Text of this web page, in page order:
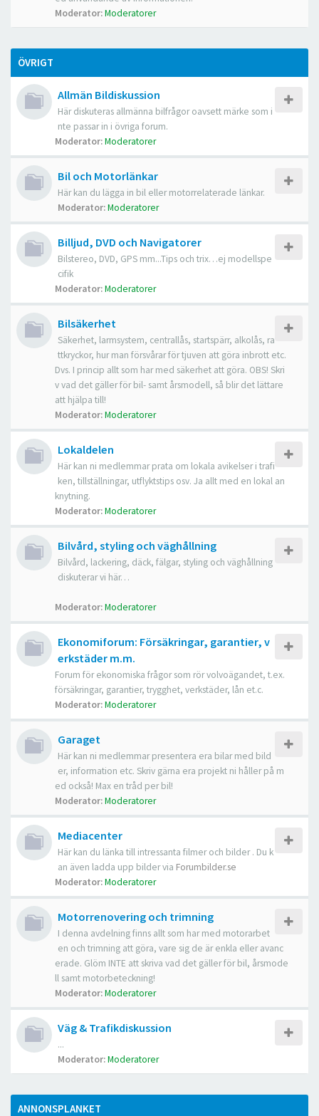
Moderator:Moderatorer
ÖVRIGT
Allmän Bildiskussion
Här diskuteras allmänna bilfrågor oavsett märke som i
nte passar in i övriga forum.
Moderator:Moderatorer
Bil och Motorlänkar
Här kan du lägga in bil eller motorrelaterade länkar.
Moderator:Moderatorer
Billjud, DVD och Navigatorer
Bilstereo, DVD, GPS mm...Tips och trix…ej modellspe
cifik
Moderator:Moderatorer
Bilsäkerhet
Säkerhet, larmsystem, centrallås, startspärr, alkolås, ra
ttkryckor, hur man försvårar för tjuven att göra inbrott etc.
Dvs. I princip allt som har med säkerhet att göra. OBS! Skri
v vad det gäller för bil- samt årsmodell, så blir det lättare
att hjälpa till!
Moderator:Moderatorer
Lokaldelen
Här kan ni medlemmar prata om lokala avikelser i trafi
ken, tillställningar, utflyktstips osv. Ja allt med en lokal an
knytning.
Moderator:Moderatorer
Bilvård, styling och väghållning
Bilvård, lackering, däck, fälgar, styling och väghållning
diskuterar vi här…
Moderator:Moderatorer
Ekonomiforum: Försäkringar, garantier, v
erkstäder m.m.
Forum för ekonomiska frågor som rör volvoägandet, t.ex.
försäkringar, garantier, trygghet, verkstäder, lån et.c.
Moderator:Moderatorer
Garaget
Här kan ni medlemmar presentera era bilar med bild
er, information etc. Skriv gärna era projekt ni håller på m
ed också! Max en tråd per bil!
Moderator:Moderatorer
Mediacenter
Här kan du länka till intressanta filmer och bilder . Du k
an även ladda upp bilder via Forumbilder.se
Moderator:Moderatorer
Motorrenovering och trimning
I denna avdelning finns allt som har med motorarbet
en och trimning att göra, vare sig de är enkla eller avanc
erade. Glöm INTE att skriva vad det gäller för bil, årsmode
ll samt motorbeteckning!
Moderator:Moderatorer
Väg & Trafikdiskussion
...
Moderator:Moderatorer
ANNONSPLANKET